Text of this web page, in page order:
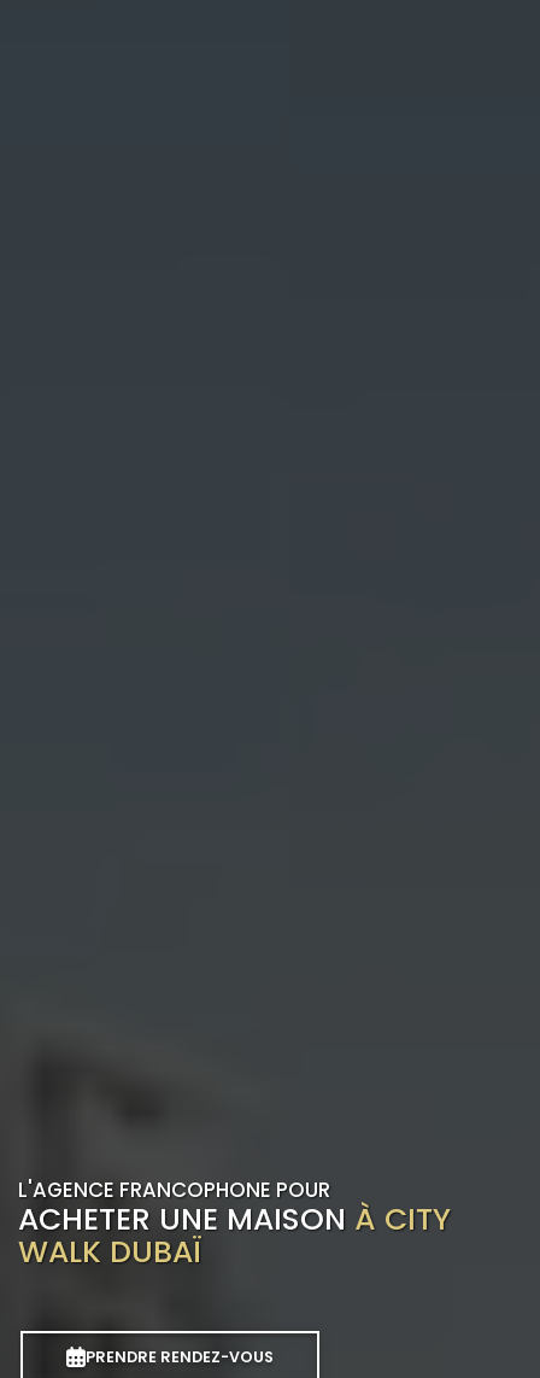
L'AGENCE FRANCOPHONE POUR
ACHETER UNE MAISON À CITY
WALK DUBAÏ
PRENDRE RENDEZ-VOUS